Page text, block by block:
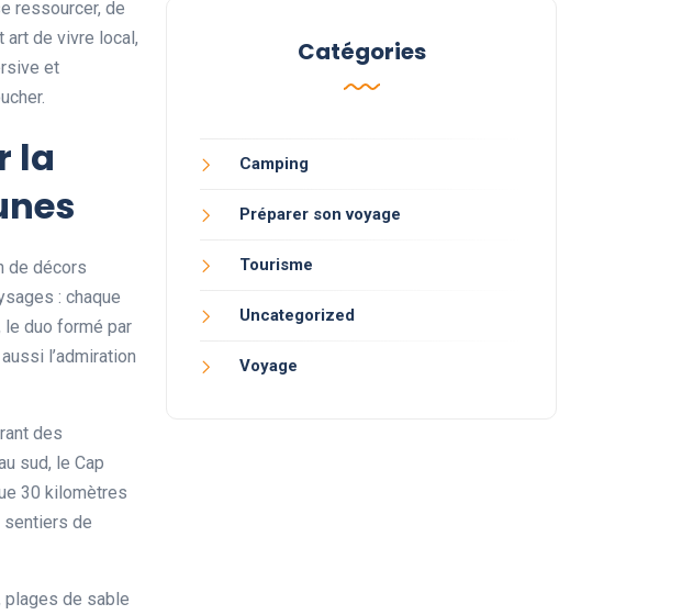
ressourcer, de
art de vivre local,
et
la
de décors
: chaque
le duo formé par
l’admiration
des
sud, le Cap
30 kilomètres
sentiers de
plages de sable
Catégories
Camping
Préparer son voyage
Tourisme
Uncategorized
Voyage